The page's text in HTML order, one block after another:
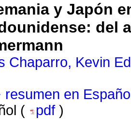
y Japón
del
Chaparro, Kevin
resumen en
(
pdf )